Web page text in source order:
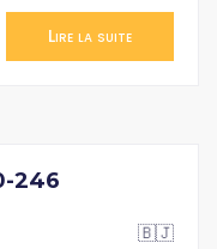
Lire la suite
246
🇧🇯